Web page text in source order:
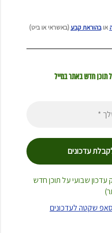
אובהוראת קבע(באשראי או ביט)
תוכן חדש באתר במייל
עדכון שבועי על תוכן חדש
שקטה לעדכונים